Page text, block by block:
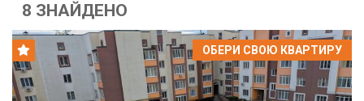
8 ЗНАЙДЕНО
ОБЕРИ СВОЮ КВАРТИРУ